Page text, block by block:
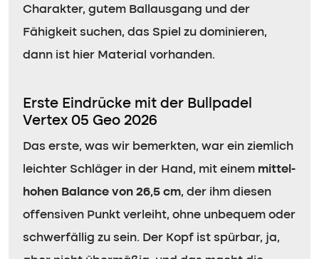
Charakter, gutem Ballausgang und der
Fähigkeit suchen, das Spiel zu dominieren,
dann ist hier Material vorhanden.
Erste Eindrücke mit der Bullpadel
Vertex 05 Geo 2026
Das erste, was wir bemerkten, war ein ziemlich
leichter Schläger in der Hand, mit einem mittel-
hohen Balance von 26,5 cm, der ihm diesen
offensiven Punkt verleiht, ohne unbequem oder
schwerfällig zu sein. Der Kopf ist spürbar, ja,